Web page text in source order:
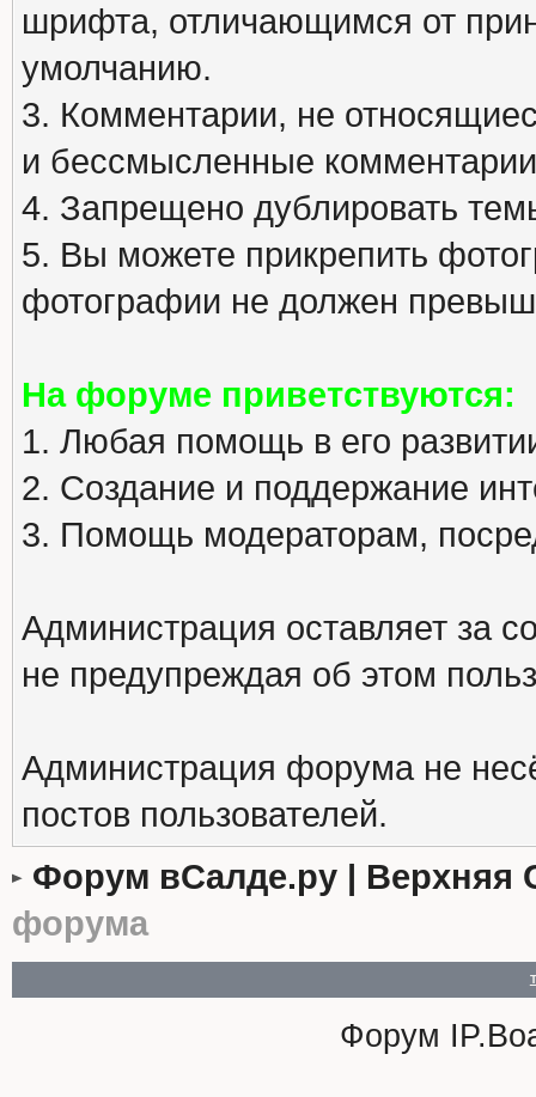
шрифта, отличающимся от
умолчанию.
3. Комментарии, не
и бессмысленные
4. Запрещено дублировать
5. Вы можете прикрепить
фотографии не должен
На форуме приветствуются:
1. Любая помощь в его
2. Создание и поддержание
3. Помощь модераторам,
Администрация оставляет за
не предупреждая об этом
Администрация форума не
постов пользователей.
Форум вСалде.ру | Верхняя
форума
Форум